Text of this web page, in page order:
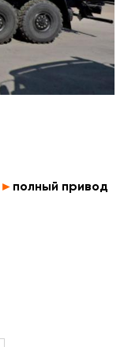
► полный привод